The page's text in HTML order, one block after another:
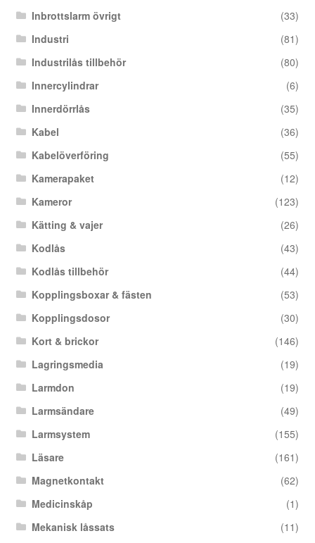
Inbrottslarm övrigt
(33)
Industri
(81)
Industrilås tillbehör
(80)
Innercylindrar
(6)
Innerdörrlås
(35)
Kabel
(36)
Kabelöverföring
(55)
Kamerapaket
(12)
Kameror
(123)
Kätting & vajer
(26)
Kodlås
(43)
Kodlås tillbehör
(44)
Kopplingsboxar & fästen
(53)
Kopplingsdosor
(30)
Kort & brickor
(146)
Lagringsmedia
(19)
Larmdon
(19)
Larmsändare
(49)
Larmsystem
(155)
Läsare
(161)
Magnetkontakt
(62)
Medicinskåp
(1)
Mekanisk låssats
(11)